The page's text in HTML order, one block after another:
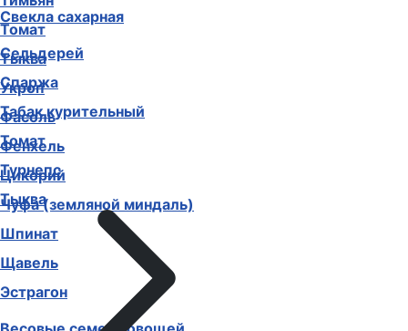
Томат
Тыква
Укроп
Фасоль
Фенхель
Цикорий
Чуфа (земляной миндаль)
Шпинат
Щавель
Эстрагон
Свекла сахарная
Сельдерей
Спаржа
Табак курительный
Томат
Турнепс
Тыква